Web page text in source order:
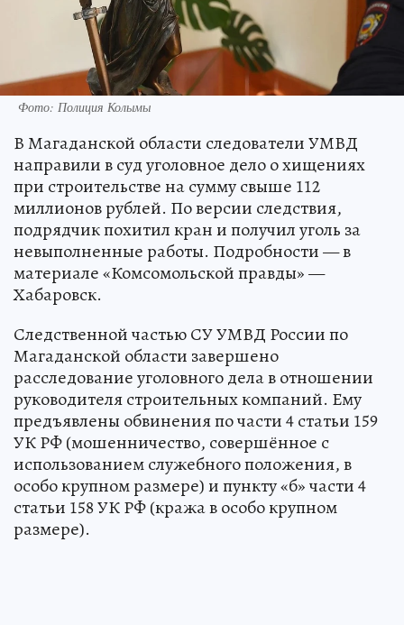
Фото: Полиция Колымы
В Магаданской области следователи УМВД
направили в суд уголовное дело о хищениях
при строительстве на сумму свыше 112
миллионов рублей. По версии следствия,
подрядчик похитил кран и получил уголь за
невыполненные работы. Подробности — в
материале «Комсомольской правды» —
Хабаровск.
Следственной частью СУ УМВД России по
Магаданской области завершено
расследование уголовного дела в отношении
руководителя строительных компаний. Ему
предъявлены обвинения по части 4 статьи 159
УК РФ (мошенничество, совершённое с
использованием служебного положения, в
особо крупном размере) и пункту «б» части 4
статьи 158 УК РФ (кража в особо крупном
размере).